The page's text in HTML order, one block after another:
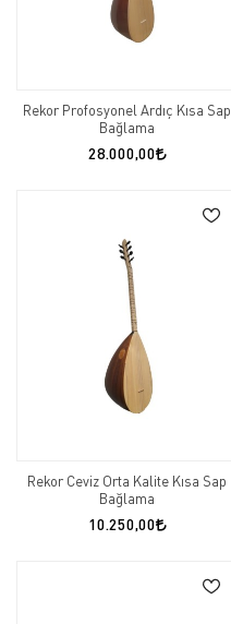
Rekor Profosyonel Ardıç Kısa Sap
Bağlama
28.000,00
Rekor Ceviz Orta Kalite Kısa Sap
Bağlama
10.250,00